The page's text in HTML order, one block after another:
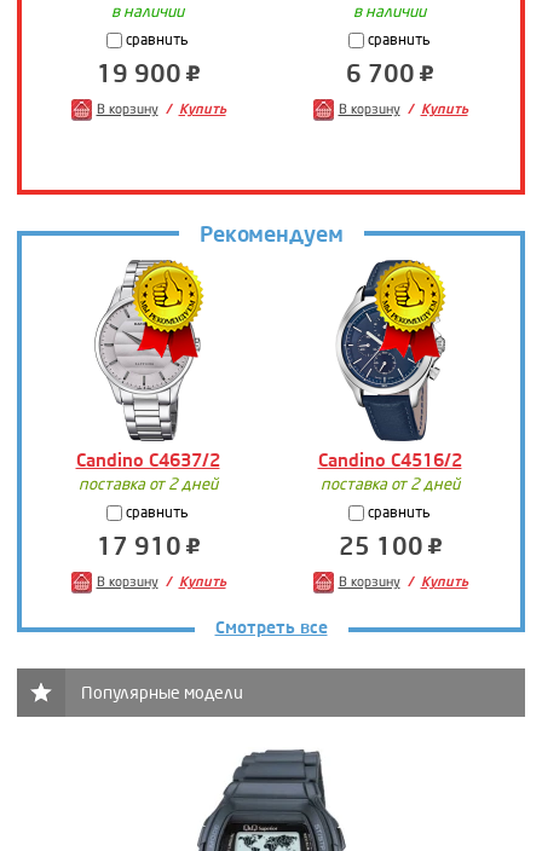
в наличии
сравнить
19 900
В корзину Купить
в наличии
сравнить
6 700
В корзину Купить
Рекомендуем
Candino C4637/2 Candino C4516/2
поставка от 2 дней
сравнить
17 910
В корзину Купить
поставка от 2 дней
сравнить
25 100
В корзину Купить
Смотреть все
Популярные модели